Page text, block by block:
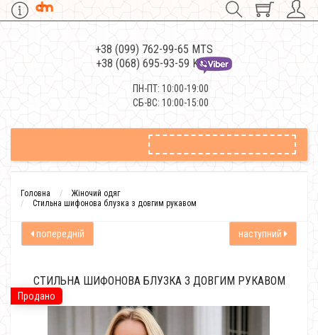
+38 (099) 762-99-65 MTS
+38 (068) 695-93-59 Kievstar
ПН-ПТ: 10:00-19:00
СБ-ВС: 10:00-15:00
Головна
Жіночий одяг
Стильна шифонова блузка з довгим рукавом
попередній наступний
Продано
СТИЛЬНА ШИФОНОВА БЛУЗКА З ДОВГИМ РУКАВОМ